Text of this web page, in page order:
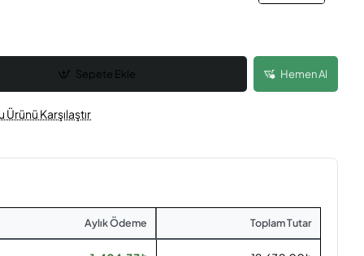
Sepete Ekle Hemen Al
Ürünü Karşılaştır
Aylık Ödeme Toplam Tutar